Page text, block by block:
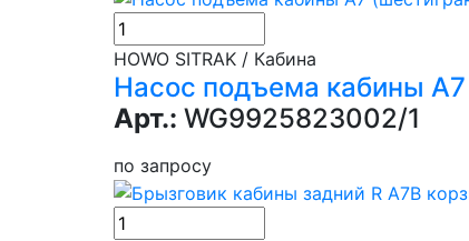
HOWO SITRAK / Кабина
Насос подъема кабины
Арт.: WG9925823002/1
по запросу
В